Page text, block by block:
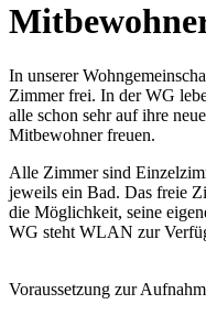
In unserer
Zimmer frei. In der WG
alle schon sehr auf ihre
Mitbewohner freuen.
Alle Zimmer sind
jeweils ein Bad. Das freie
die Möglichkeit, seine
WG steht WLAN zur
Voraussetzung zur